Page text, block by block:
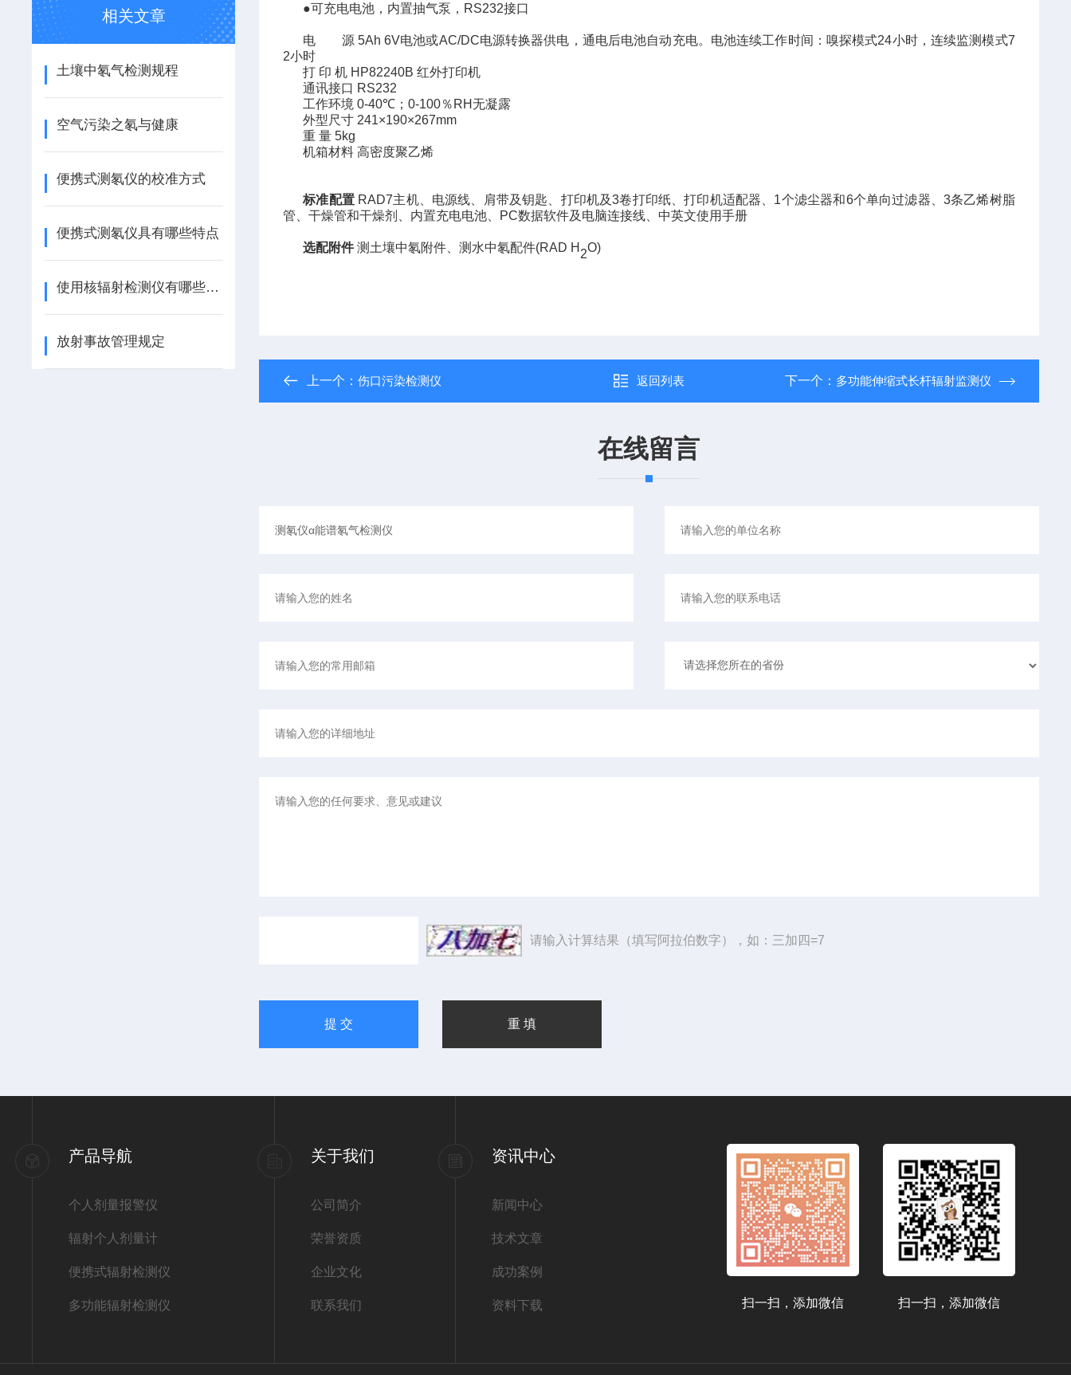
相关文章
土壤中氡气检测规程
空气污染之氡与健康
便携式测氡仪的校准方式
便携式测氡仪具有哪些特点
使用核辐射检测仪有哪些细节要注意
放射事故管理规定
●可充电电池，内置抽气泵， RS232接口
电 源 5Ah 6V电池或AC/DC电源转换器供电，通电后电池自动充电。电池连续工作时间：嗅探模式24小时，连续监测模式7
2小时
打 印 机 HP82240B红外打印机
通讯接口 RS232
工作环境 0-40℃ ；0-100％ RH无凝露
外型尺寸 241×190×267mm
重 量 5kg
机箱材料 高密度聚乙烯
标准配置 RAD7主机、电源线、肩带及钥匙、打印机及3卷打印纸、打印机适配器、 1个滤尘器和6个单向过滤器、 3条乙烯树脂
管、干燥管和干燥剂、内置充电电池、 PC数据软件及电脑连接线、中英文使用手册
选配附件 测土壤中氡附件、测水中氡配件(RAD H 2O)
上一个：伤口污染检测仪 返回列表 下一个： 多功能伸缩式长杆辐射监测仪
在线留言
请输入计算结果（填写阿拉伯数字），如：三加四=7
产品导航
个人剂量报警仪
辐射个人剂量计
便携式辐射检测仪
多功能辐射检测仪
关于我们
公司简介
荣誉资质
企业文化
联系我们
资讯中心
新闻中心
技术文章
成功案例
资料下载 扫一扫，添加微信
扫一扫，添加微信